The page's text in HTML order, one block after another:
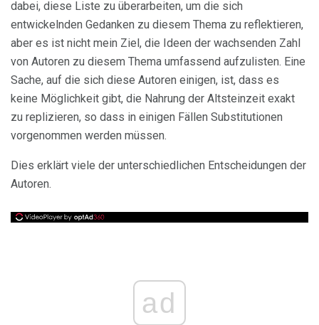
dabei, diese Liste zu überarbeiten, um die sich
entwickelnden Gedanken zu diesem Thema zu reflektieren,
aber es ist nicht mein Ziel, die Ideen der wachsenden Zahl
von Autoren zu diesem Thema umfassend aufzulisten. Eine
Sache, auf die sich diese Autoren einigen, ist, dass es
keine Möglichkeit gibt, die Nahrung der Altsteinzeit exakt
zu replizieren, so dass in einigen Fällen Substitutionen
vorgenommen werden müssen.
Dies erklärt viele der unterschiedlichen Entscheidungen der
Autoren.
ad